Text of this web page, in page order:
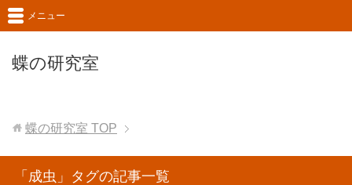
蝶の研究室
メニュー
蝶の研究室 TOP
「成虫」タグの記事一覧